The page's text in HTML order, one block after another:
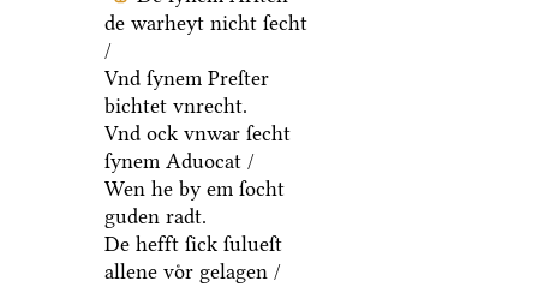
de warheyt nicht ſecht
/
Vnd ſynem Preſter
bichtet vnrecht.
Vnd ock vnwar ſecht
ſynem Aduocat /
Wen he by em ſocht
guden radt.
De hefft ſick ſulueſt
allene voͤr gelagen /